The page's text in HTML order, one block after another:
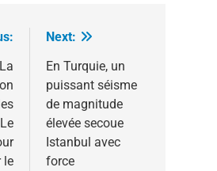
La
le
Next:
En Turquie, un
puissant séisme
de magnitude
élevée secoue
Istanbul avec
force